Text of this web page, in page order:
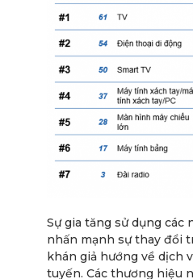
Sự gia tăng sử dụng các
nhấn mạnh sự thay đổi
khán giả hướng về dịch
tuyến. Các thương hiệu